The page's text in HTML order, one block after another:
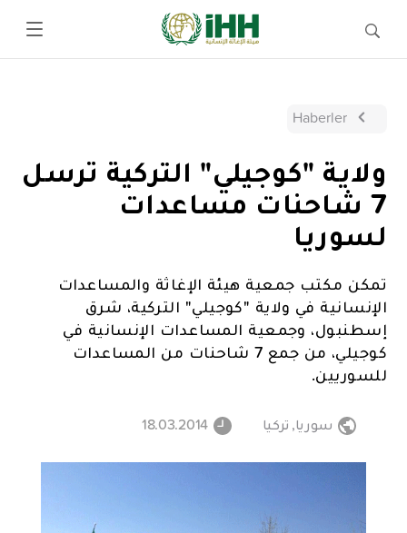
Haberler
ولاية "كوجيلي" التركية ترسل
7 شاحنات مساعدات
لسوريا
تمكن مكتب جمعية هيئة الإغاثة والمساعدات
الإنسانية في ولاية "كوجيلي" التركية، شرق
إسطنبول، وجمعية المساعدات الإنسانية في
كوجيلي، من جمع 7 شاحنات من المساعدات
للسوريين.
سوريا, تركيا 18.03.2014